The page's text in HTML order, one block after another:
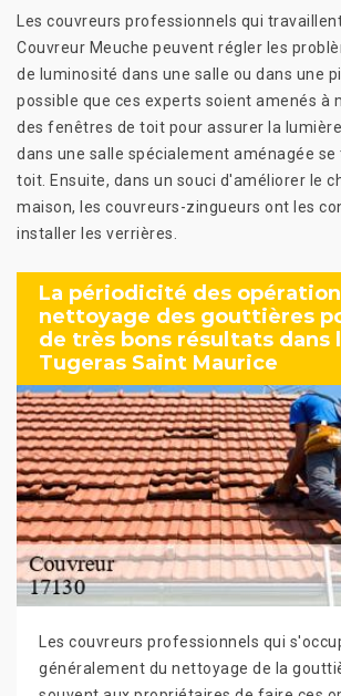
Les couvreurs professionnels qui
Couvreur Meuche peuvent régler les
de luminosité dans une salle ou dans une
possible que ces experts soient amenés à
des fenêtres de toit pour assurer la
dans une salle spécialement aménagée
toit. Ensuite, dans un souci d'améliorer le
maison, les couvreurs-zingueurs ont les
installer les verrières.
La périodicité des
nettoyage des gouttières
de très bons résultats dans
Tugeras Saint Maurice
Les couvreurs professionnels qui
généralement du nettoyage de la